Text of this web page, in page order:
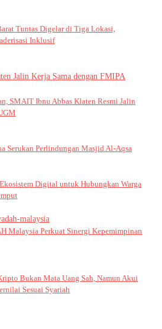
Tuntas Digelar di Tiga Lokasi,
Inklusif
SMAIT Ibnu Abbas Klaten Resmi Jalin
Serukan Perlindungan Masjid Al-Aqsa
Digital untuk Hubungkan Warga
Malaysia Perkuat Sinergi Kepemimpinan
Bukan Mata Uang Sah, Namun Akui
Sesuai Syariah